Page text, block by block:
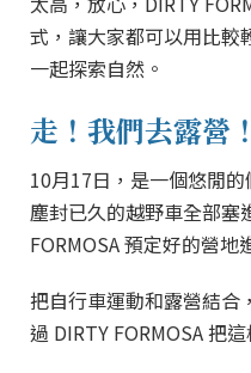
式，讓大家都可以用比較
一起探索自然。
走！我們去露營！
10月17日，是一個悠閒
塵封已久的越野車全部塞
FORMOSA 預定好的營地
把自行車運動和露營結合
過 DIRTY FORMOSA 把